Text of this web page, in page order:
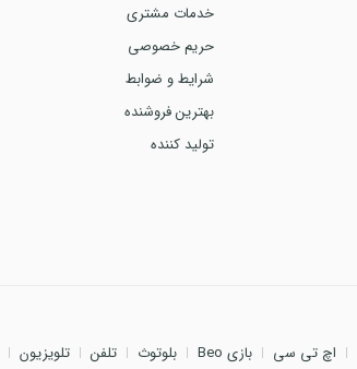
خدمات مشتری
حریم خصوصی
شرایط و ضوابط
بهترین فروشنده
تولید کننده
اچ تی سی بازی Beo بلوتوث تلفن تلویزیون